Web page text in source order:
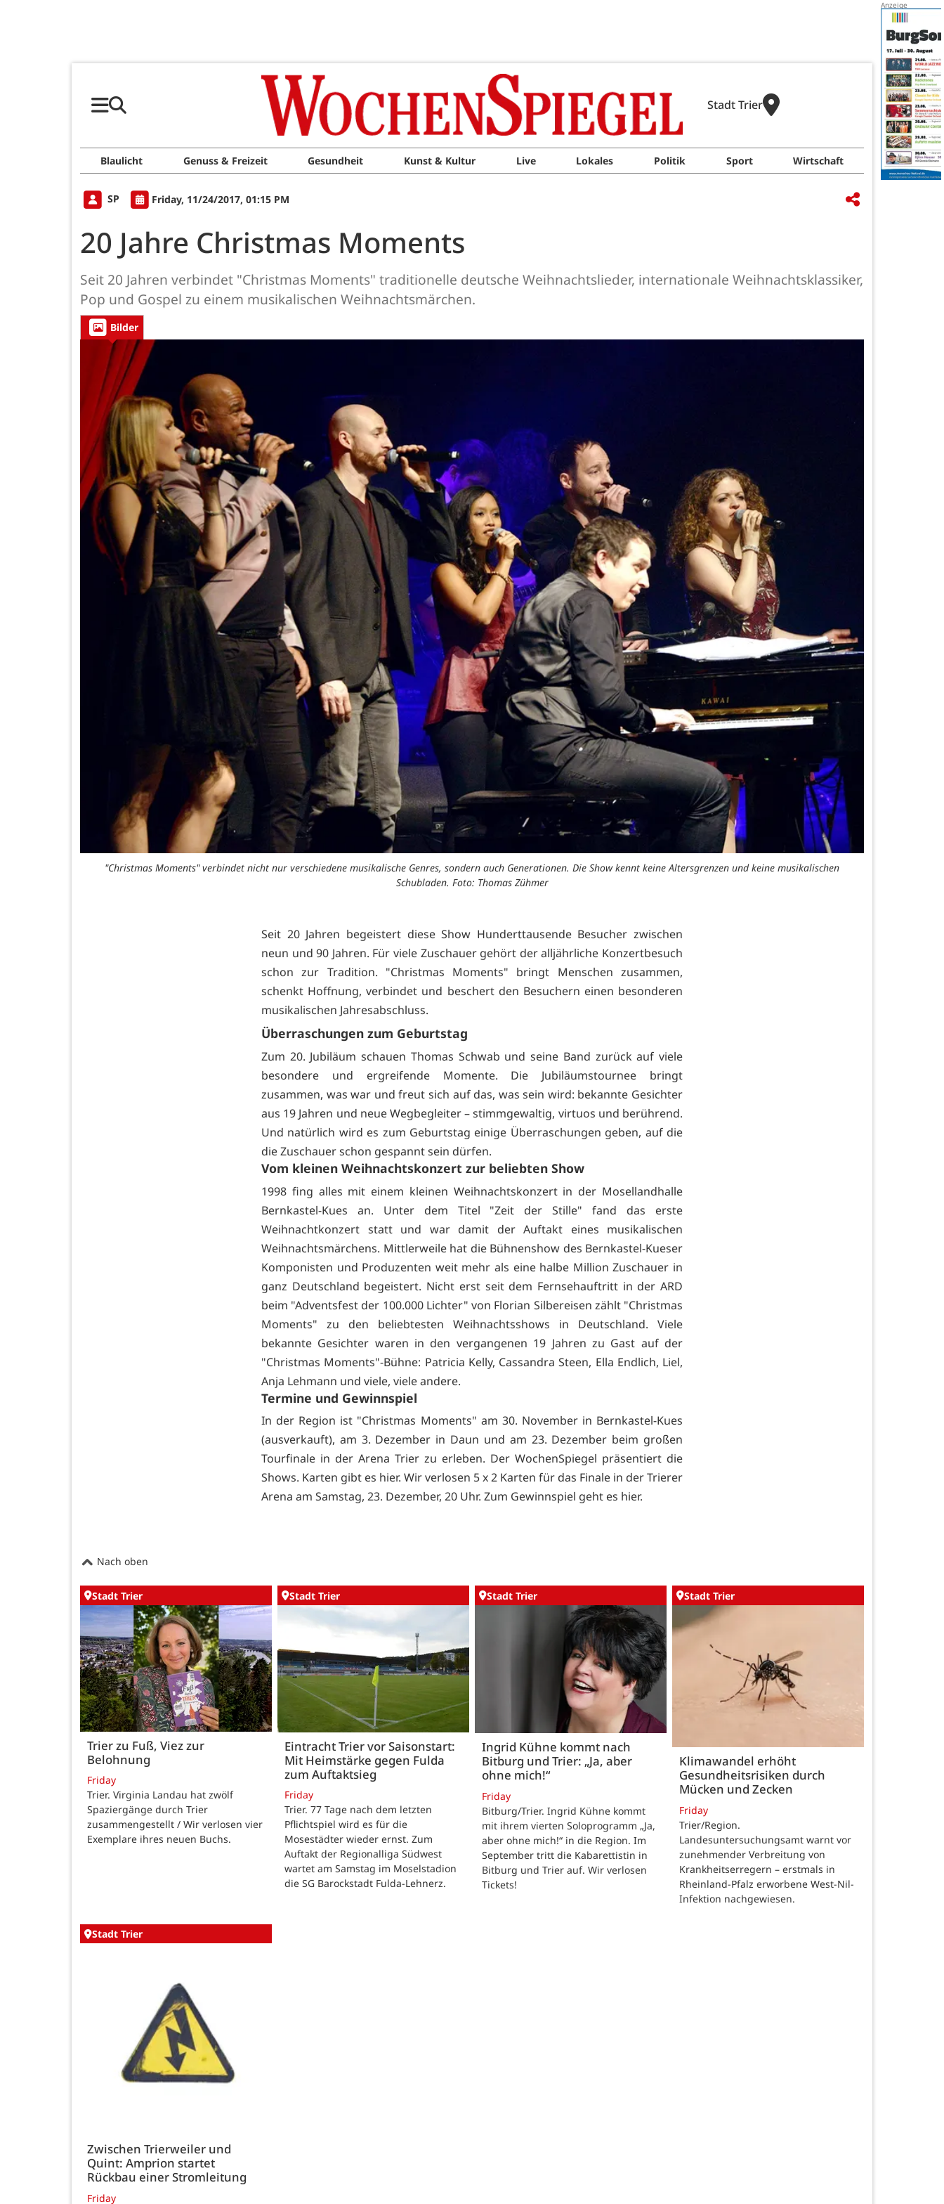
Stadt Trier
Blaulicht Genuss & Freizeit Gesundheit Kunst & Kultur Live Lokales Politik Sport Wirtschaft
SP Friday, 11/24/2017, 01:15 PM
20 Jahre Christmas Moments
Seit 20 Jahren verbindet "Christmas Moments" traditionelle deutsche Weihnachtslieder, internationale Weihnachtsklassiker,
Pop und Gospel zu einem musikalischen Weihnachtsmärchen.
Bilder
"Christmas Moments" verbindet nicht nur verschiedene musikalische Genres, sondern auch Generationen. Die Show kennt keine Altersgrenzen und keine musikalischen
Schubladen. Foto: Thomas Zühmer
Seit 20 Jahren begeistert diese Show Hunderttausende Besucher zwischen
neun und 90 Jahren. Für viele Zuschauer gehört der alljährliche Konzertbesuch
schon zur Tradition. "Christmas Moments" bringt Menschen zusammen,
schenkt Hoffnung, verbindet und beschert den Besuchern einen besonderen
musikalischen Jahresabschluss.
Überraschungen zum Geburtstag
Zum 20. Jubiläum schauen Thomas Schwab und seine Band zurück auf viele
besondere und ergreifende Momente. Die Jubiläumstournee bringt
zusammen, was war und freut sich auf das, was sein wird: bekannte Gesichter
aus 19 Jahren und neue Wegbegleiter – stimmgewaltig, virtuos und berührend.
Und natürlich wird es zum Geburtstag einige Überraschungen geben, auf die
die Zuschauer schon gespannt sein dürfen.
Vom kleinen Weihnachtskonzert zur beliebten Show
1998 fing alles mit einem kleinen Weihnachtskonzert in der Mosellandhalle
Bernkastel-Kues an. Unter dem Titel "Zeit der Stille" fand das erste
Weihnachtkonzert statt und war damit der Auftakt eines musikalischen
Weihnachtsmärchens. Mittlerweile hat die Bühnenshow des Bernkastel-Kueser
Komponisten und Produzenten weit mehr als eine halbe Million Zuschauer in
ganz Deutschland begeistert. Nicht erst seit dem Fernsehauftritt in der ARD
beim "Adventsfest der 100.000 Lichter" von Florian Silbereisen zählt "Christmas
Moments" zu den beliebtesten Weihnachtsshows in Deutschland. Viele
bekannte Gesichter waren in den vergangenen 19 Jahren zu Gast auf der
"Christmas Moments"-Bühne: Patricia Kelly, Cassandra Steen, Ella Endlich, Liel,
Anja Lehmann und viele, viele andere.
Termine und Gewinnspiel
In der Region ist "Christmas Moments" am 30. November in Bernkastel-Kues
(ausverkauft), am 3. Dezember in Daun und am 23. Dezember beim großen
Tourfinale in der Arena Trier zu erleben. Der WochenSpiegel präsentiert die
Shows. Karten gibt es hier. Wir verlosen 5 x 2 Karten für das Finale in der Trierer
Arena am Samstag, 23. Dezember, 20 Uhr. Zum Gewinnspiel geht es hier.
Nach oben
Stadt Trier
Trier zu Fuß, Viez zur
Belohnung
Friday
Trier. Virginia Landau hat zwölf
Spaziergänge durch Trier
zusammengestellt / Wir verlosen vier
Exemplare ihres neuen Buchs.
Stadt Trier
Eintracht Trier vor Saisonstart:
Mit Heimstärke gegen Fulda
zum Auftaktsieg
Friday
Trier. 77 Tage nach dem letzten
Pflichtspiel wird es für die
Mosestädter wieder ernst. Zum
Auftakt der Regionalliga Südwest
wartet am Samstag im Moselstadion
die SG Barockstadt Fulda-Lehnerz.
Stadt Trier
Ingrid Kühne kommt nach
Bitburg und Trier: „Ja, aber
ohne mich!“
Friday
Bitburg/Trier. Ingrid Kühne kommt
mit ihrem vierten Soloprogramm „Ja,
aber ohne mich!“ in die Region. Im
September tritt die Kabarettistin in
Bitburg und Trier auf. Wir verlosen
Tickets!
Stadt Trier
Klimawandel erhöht
Gesundheitsrisiken durch
Mücken und Zecken
Friday
Trier/Region.
Landesuntersuchungsamt warnt vor
zunehmender Verbreitung von
Krankheitserregern – erstmals in
Rheinland-Pfalz erworbene West-Nil-
Infektion nachgewiesen.
Stadt Trier
Zwischen Trierweiler und
Quint: Amprion startet
Rückbau einer Stromleitung
Friday